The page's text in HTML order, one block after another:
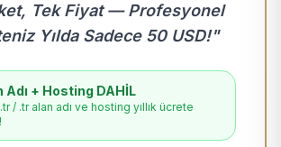
Tek Fiyat — Profesyonel
Yılda Sadece 50 USD!"
Adı + Hosting DAHİL
/ .tr alan adı ve hosting yıllık ücrete